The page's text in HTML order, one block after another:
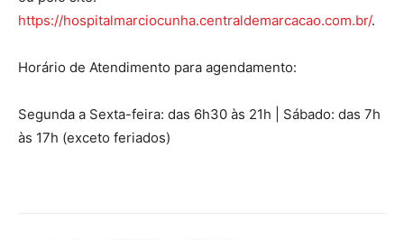
https://hospitalmarciocunha.centraldemarcacao.com.br/.
Horário de Atendimento para agendamento:
Segunda a Sexta-feira: das 6h30 às 21h | Sábado: das 7h
às 17h (exceto feriados)